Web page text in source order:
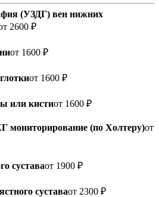
(УЗДГ) вен нижних
2600 ₽
от 1600 ₽
от 1600 ₽
или кистиот 1600 ₽
мониторирование (по Холтеру)от
суставаот 1900 ₽
суставаот 2300 ₽